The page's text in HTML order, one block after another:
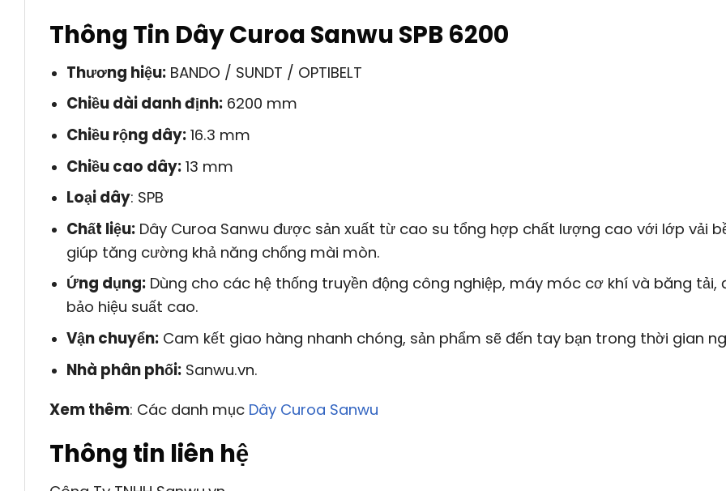
Thông Tin Dây Curoa Sanwu SPB 6200
Thương hiệu:BANDO / SUNDT / OPTIBELT
Chiều dài danh định:6200 mm
Chiều rộng dây:16.3 mm
Chiều cao dây:13 mm
Loại dây: SPB
Chất liệu:Dây Curoa Sanwu được sản xuất từ cao su tổng hợp chất lượng cao với lớp vải
giúp tăng cường khả năng chống mài mòn.
Ứng dụng:Dùng cho các hệ thống truyền động công nghiệp, máy móc cơ khí và băng tải,
bảo hiệu suất cao.
Vận chuyển:Cam kết giao hàng nhanh chóng, sản phẩm sẽ đến tay bạn trong thời gian
Nhà phân phối:Sanwu.vn.
Xem thêm: Các danh mục Dây Curoa Sanwu
Thông tin liên hệ